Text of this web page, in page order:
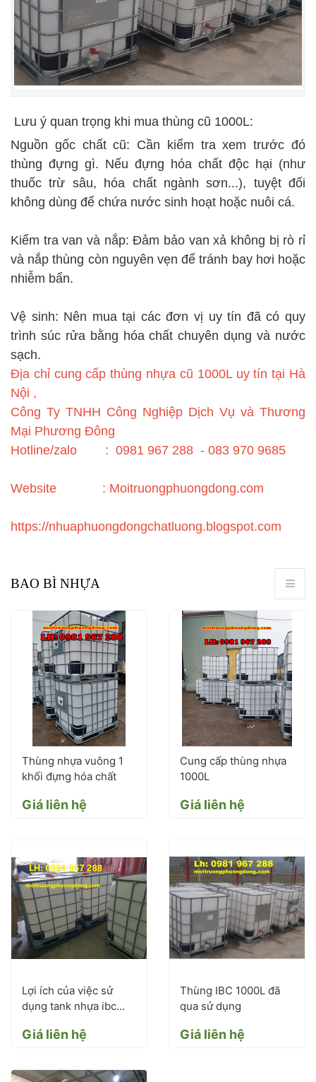
Lưu ý quan trọng khi mua thùng cũ 1000L:
Nguồn gốc chất cũ: Cần kiểm tra xem trước đó
thùng đựng gì. Nếu đựng hóa chất độc hại (như
thuốc trừ sâu, hóa chất ngành sơn...), tuyệt đối
không dùng để chứa nước sinh hoạt hoặc nuôi cá.
Kiểm tra van và nắp: Đảm bảo van xả không bị rò rỉ
và nắp thùng còn nguyên vẹn để tránh bay hơi hoặc
nhiễm bẩn.
Vệ sinh: Nên mua tại các đơn vị uy tín đã có quy
trình súc rửa bằng hóa chất chuyên dụng và nước
sạch.
Địa chỉ cung cấp thùng nhựa cũ 1000L uy tín tại Hà
Nội ,
Công Ty TNHH Công Nghiệp Dịch Vụ và Thương
Mại Phương Đông
Hotline/zalo : 0981 967 288 - 083 970 9685
Website : Moitruongphuongdong.com
https://nhuaphuongdongchatluong.blogspot.com
BAO BÌ NHỰA
Thùng nhựa vuông 1
khối đựng hóa chất
Giá liên hệ
Cung cấp thùng nhựa
1000L
Giá liên hệ
Lợi ích của việc sử
dụng tank nhựa ibc
Giá liên hệ
Thùng IBC 1000L đã
qua sử dụng
Giá liên hệ